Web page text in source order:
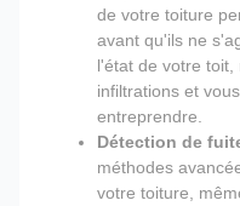
de votre toiture
avant qu'ils ne
l'état de votre
infiltrations et
entreprendre.
Détection de
méthodes
votre toiture,